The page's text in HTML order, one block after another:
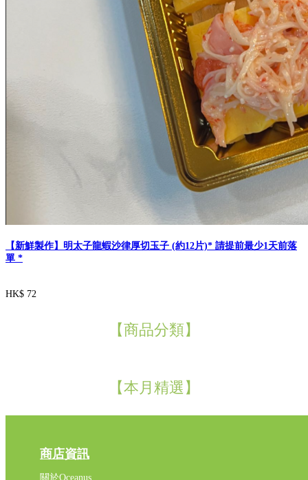
【新鮮製作】明太子龍蝦沙律厚切玉子 (約12片)* 請提前最少1天前落
單 *
HK$ 72
【商品分類】
【本月精選】
商店資訊
關於Oceanus